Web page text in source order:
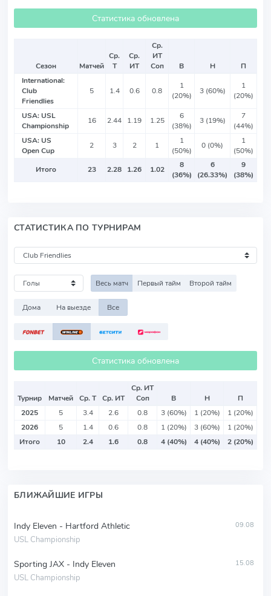
Статистика обновлена
Сезон Матчей
Ср.
Т
Ср.
ИТ
Ср.
ИТ
Соп
В Н
П
International:
Club
Friendlies
5 1.4 0.6 0.8
1
(20%)
3 (60%)
1
(20%)
USA: USL
Championship
16 2.44 1.19 1.25
6
(38%)
3 (19%)
7
(44%)
USA: US
Open Cup
2 3 2 1
1
(50%)
0 (0%)
1
(50%)
Итого
23 2.28 1.26 1.02
8
(36%)
6
(26.33%)
9
(38%)
СТАТИСТИКА ПО ТУРНИРАМ
Весь матч Первый тайм Второй тайм
Дома На выезде Все
Статистика обновлена
Турнир Матчей Ср. Т Ср. ИТ
Ср. ИТ
Соп
В Н
П
2025
5 3.4 2.6 0.8 3 (60%) 1 (20%)
1 (20%)
2026
5 1.4 0.6 0.8 1 (20%) 3 (60%)
1 (20%)
Итого
10 2.4 1.6 0.8 4 (40%) 4 (40%) 2 (20%)
БЛИЖАЙШИЕ ИГРЫ
Indy Eleven - Hartford Athletic
USL Championship
09.08
Sporting JAX - Indy Eleven
USL Championship
15.08